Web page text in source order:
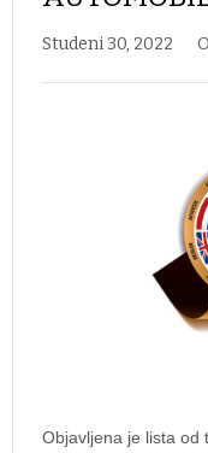
Studeni 30, 2022
Objavljena je lista od